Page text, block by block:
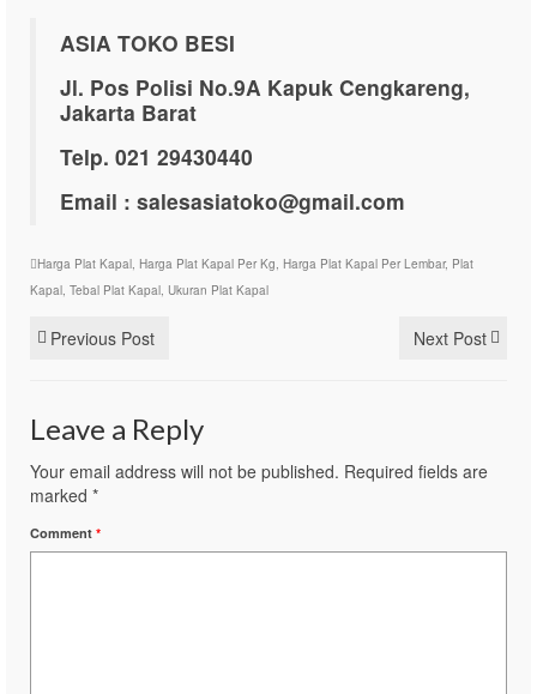
ASIA TOKO BESI
Jl. Pos Polisi No.9A Kapuk Cengkareng,
Jakarta Barat
Telp. 021 29430440
Email : salesasiatoko@gmail.com
Harga Plat Kapal Harga Plat Kapal Per Kg Harga Plat Kapal Per Lembar, Plat
Kapal Tebal Plat Kapal Ukuran Plat Kapal
Previous Post Next Post
Leave a Reply
Your email address will not be published. Required fields are
marked *
Comment *